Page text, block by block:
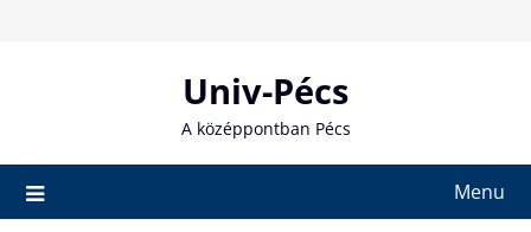
Univ-Pécs
A középpontban Pécs
Menu